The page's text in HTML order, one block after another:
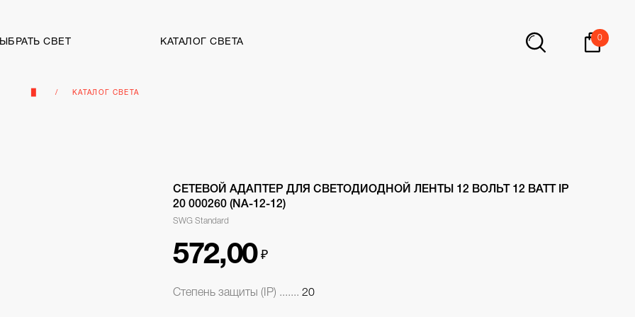
СВЕТ КАТАЛОГ СВЕТА 0
КАТАЛОГ СВЕТА
СЕТЕВОЙ АДАПТЕР ДЛЯ СВЕТОДИОДНОЙ ЛЕНТЫ 12 ВОЛЬТ 12 ВАТТ IP
20 000260 (NA-12-12)
SWG Standard
572,00 ₽
Степень защиты (IP) ....... 20